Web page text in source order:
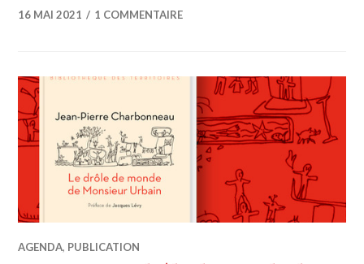
16 MAI 2021 1 COMMENTAIRE
AGENDA, PUBLICATION